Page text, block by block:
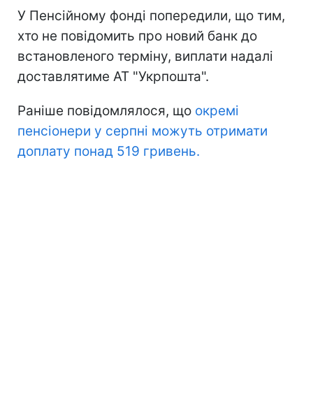
У Пенсійному фонді попередили, що тим,
хто не повідомить про новий банк до
встановленого терміну, виплати надалі
доставлятиме АТ "Укрпошта".
Раніше повідомлялося, що окремі
пенсіонери у серпні можуть отримати
доплату понад 519 гривень.